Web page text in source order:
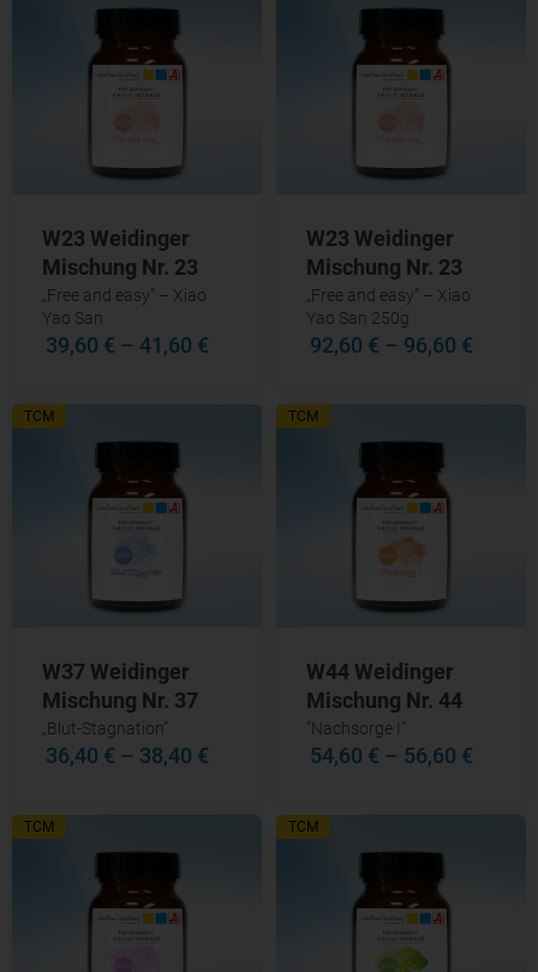
W23 Weidinger
Mischung Nr. 23
„Free and easy" – Xiao
Yao San
39,60 € – 41,60 €
W23 Weidinger
Mischung Nr. 23
„Free and easy” – Xiao
Yao San 250g
92,60 € – 96,60 €
TCM
W37 Weidinger
Mischung Nr. 37
„Blut-Stagnation”
36,40 € – 38,40 €
TCM
W44 Weidinger
Mischung Nr. 44
"Nachsorge I"
54,60 € – 56,60 €
TCM TCM